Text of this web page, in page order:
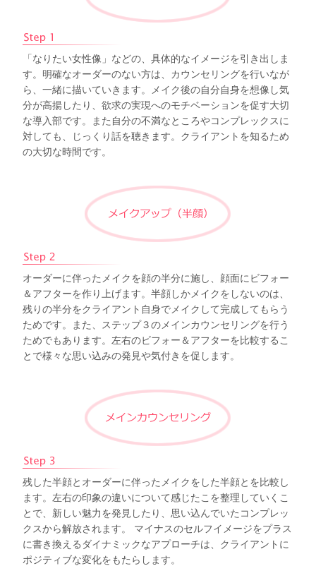
「なりたい女性像」などの、具体的なイメージを引き出しま
す。明確なオーダーのない方は、カウンセリングを行いなが
ら、一緒に描いていきます。メイク後の自分自身を想像し気
分が高揚したり、欲求の実現へのモチベーションを促す大切
な導入部です。また自分の不満なところやコンプレックスに
対しても、じっくり話を聴きます。クライアントを知るため
の大切な時間です。
オーダーに伴ったメイクを顔の半分に施し、顔面にビフォー
＆アフターを作り上げます。半顔しかメイクをしないのは、
残りの半分をクライアント自身でメイクして完成してもらう
ためです。また、ステップ３のメインカウンセリングを行う
ためでもあります。左右のビフォー＆アフターを比較するこ
とで様々な思い込みの発見や気付きを促します。
残した半顔とオーダーに伴ったメイクをした半顔とを比較し
ます。左右の印象の違いについて感じたこを整理していくこ
とで、新しい魅力を発見したり、思い込んでいたコンプレッ
クスから解放されます。 マイナスのセルフイメージをプラス
に書き換えるダイナミックなアプローチは、クライアントに
ポジティブな変化をもたらします。